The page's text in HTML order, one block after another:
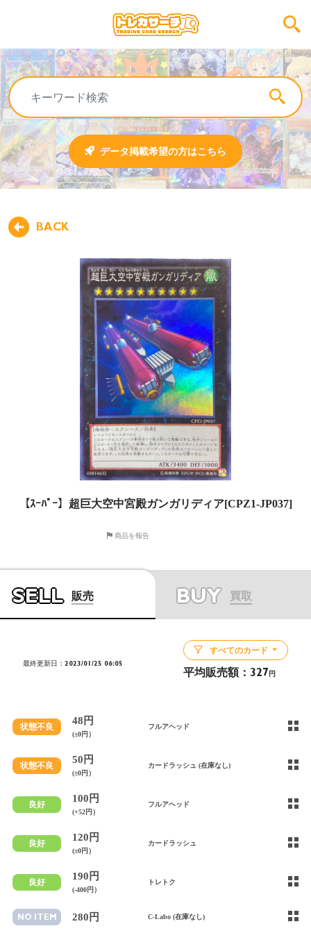
データ掲載希望の方はこちら
BACK
【ｽｰﾊﾟｰ】超巨大空中宮殿ガンガリディア[CPZ1-JP037]
商品を報告
SELL 販売 BUY 買取
最終更新日：2023/01/25 06:05
すべてのカード
平均販売額： 327 円
状態不良
48円
(±0円）
フルアヘッド
状態不良
50円
(±0円）
カードラッシュ (在庫なし)
良好
100円
(+52円）
フルアヘッド
良好
120円
(±0円）
カードラッシュ
良好
190円
(-400円）
トレトク
NO ITEM 280円 C-Labo (在庫なし)